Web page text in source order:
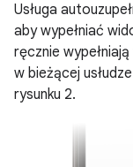
Usługa
aby wypełniać
ręcznie
w bieżącej
rysunku 2.